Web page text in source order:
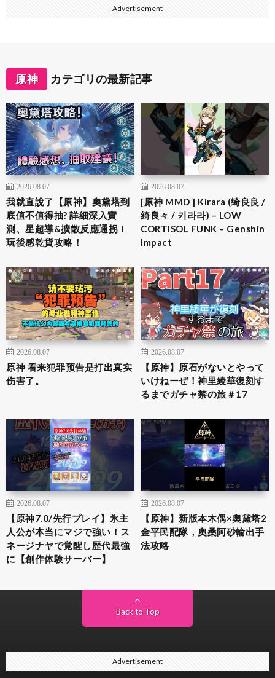
Advertisement
原神 カテゴリの最新記事
2026.08.07
我就直說了【原神】奧黛塔到
底值不值得抽? 詳細深入實
測、星超導&擴散反應通拐！
玩後感乾貨攻略！
2026.08.07
[原神 MMD ] Kirara (绮良良 /
綺良々 / 키라라) – LOW
CORTISOL FUNK – Genshin
Impact
2026.08.07
原神 看来犯罪预告是打出真实
伤害了。
2026.08.07
【原神】原石がないとやって
いけねーぜ！神里綾華復刻す
るまでガチャ禁の旅＃17
2026.08.07
【原神7.0/先行プレイ】氷主
人公が本当にマジで強い！ス
ネージナヤで覚醒し歴代最強
に【創作体験サーバー】
2026.08.07
【原神】新版本木偶×奧黛塔2
金平民配隊，奧桑阿砂輸出手
法攻略
Back to Top
Advertisement